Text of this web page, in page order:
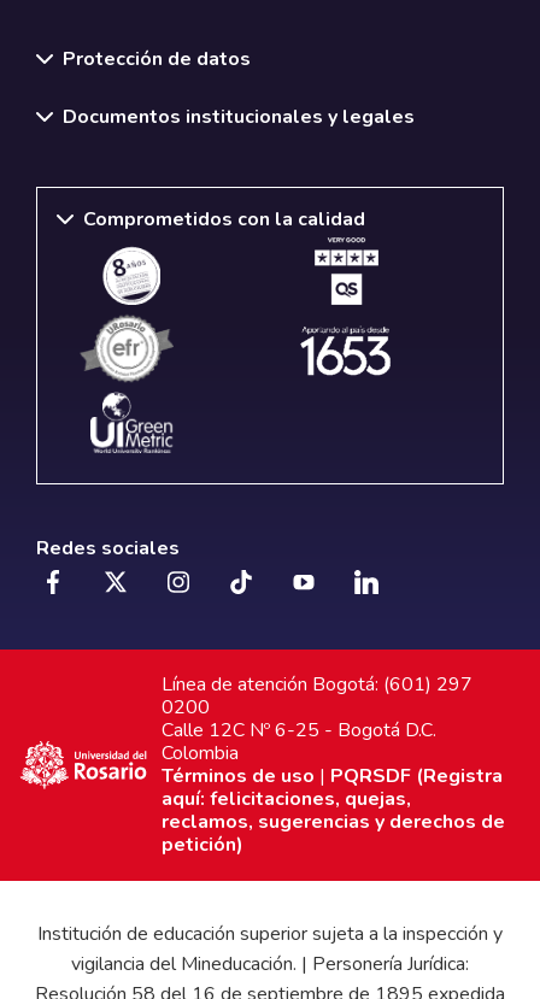
Protección de datos
Documentos institucionales y legales
Comprometidos con la calidad
Redes sociales
Línea de atención Bogotá: (601) 297
0200
Calle 12C Nº 6-25 - Bogotá D.C.
Colombia
Términos de uso | PQRSDF (Registra
aquí: felicitaciones, quejas,
reclamos, sugerencias y derechos de
petición)
Institución de educación superior sujeta a la inspección y
vigilancia del Mineducación. | Personería Jurídica: